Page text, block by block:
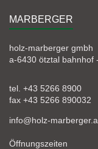
MARBERGER
holz-marberger gmbh
a-6430 ötztal bahnhof
tel. +43 5266 8900
fax +43 5266 890032
info@holz-
Öffnungszeiten